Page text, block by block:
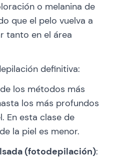
o melanina de
que el pelo vuelva a
tanto en el área
definitiva:
los métodos más
los más profundos
En esta clase de
la piel es menor.
(fotodepilación):